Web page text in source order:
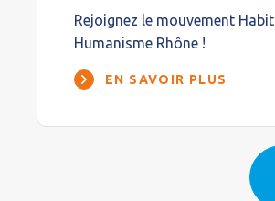
Rejoignez le mouvement
Humanisme Rhône !
EN SAVOIR PLUS